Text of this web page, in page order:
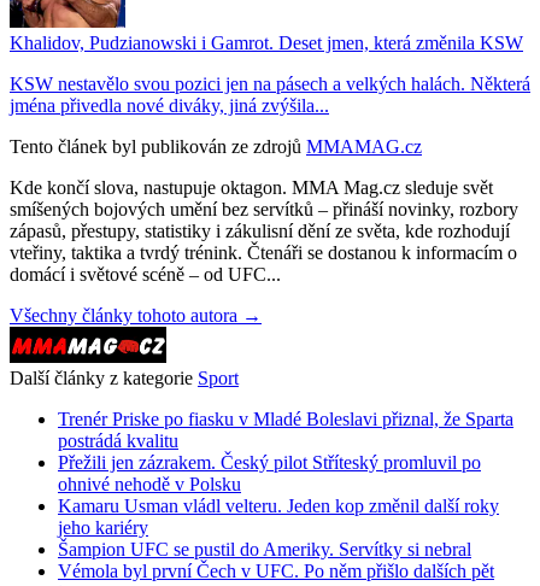
Khalidov, Pudzianowski i Gamrot. Deset jmen, která změnila KSW
KSW nestavělo svou pozici jen na pásech a velkých halách. Některá
jména přivedla nové diváky, jiná zvýšila...
Tento článek byl publikován ze zdrojů MMAMAG.cz
Kde končí slova, nastupuje oktagon. MMA Mag.cz sleduje svět
smíšených bojových umění bez servítků – přináší novinky, rozbory
zápasů, přestupy, statistiky i zákulisní dění ze světa, kde rozhodují
vteřiny, taktika a tvrdý trénink. Čtenáři se dostanou k informacím o
domácí i světové scéně – od UFC...
Všechny články tohoto autora →
Další články z kategorie Sport
Trenér Priske po fiasku v Mladé Boleslavi přiznal, že Sparta
postrádá kvalitu
Přežili jen zázrakem. Český pilot Stříteský promluvil po
ohnivé nehodě v Polsku
Kamaru Usman vládl velteru. Jeden kop změnil další roky
jeho kariéry
Šampion UFC se pustil do Ameriky. Servítky si nebral
Vémola byl první Čech v UFC. Po něm přišlo dalších pět